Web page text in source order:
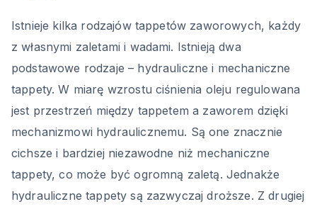
Istnieje kilka rodzajów tappetów zaworowych, każdy
z własnymi zaletami i wadami. Istnieją dwa
podstawowe rodzaje – hydrauliczne i mechaniczne
tappety. W miarę wzrostu ciśnienia oleju regulowana
jest przestrzeń między tappetem a zaworem dzięki
mechanizmowi hydraulicznemu. Są one znacznie
cichsze i bardziej niezawodne niż mechaniczne
tappety, co może być ogromną zaletą. Jednakże
hydrauliczne tappety są zazwyczaj droższe. Z drugiej